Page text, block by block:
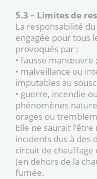
5.3 – Limites de
La responsabilité
engagée pour tous
provoqués par :
• fausse manœuvre ;
• malveillance ou
imputables au
• guerre, incendie
phénomènes
orages ou
Elle ne saurait
incidents dus à des
circuit de chauffage
(en dehors de la
fumée.